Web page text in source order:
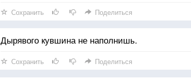
Сохранить Поделиться
Дырявого кувшина не наполнишь.
Сохранить Поделиться